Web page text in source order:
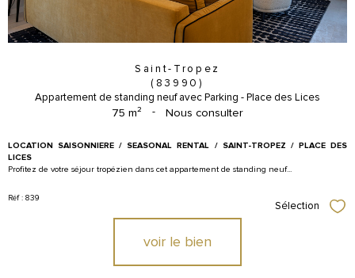
Saint-Tropez
(83990)
Appartement de standing neuf avec Parking - Place des Lices
75 m² - Nous consulter
LOCATION SAISONNIERE / SEASONAL RENTAL / SAINT-TROPEZ / PLACE DES
LICES
Profitez de votre séjour tropézien dans cet appartement de standing neuf...
Réf : 839
Sélection
voir le bien